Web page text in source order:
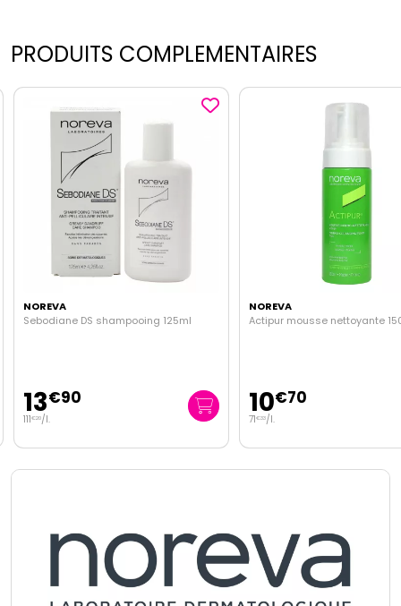
PRODUITS COMPLEMENTAIRES
NOREVA
Sebodiane DS shampooing 125ml
13€90
111€20/l.
NOREVA
Actipur mousse nettoyante
10€70
71€33/l.